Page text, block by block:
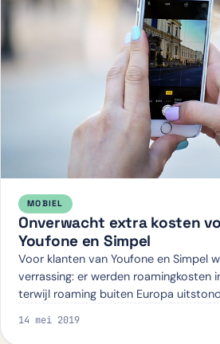
MOBIEL
Onverwacht extra kosten
Youfone en Simpel
Voor klanten van Youfone en Simpel
verrassing: er werden roamingkosten
terwijl roaming buiten Europa
14 mei 2019